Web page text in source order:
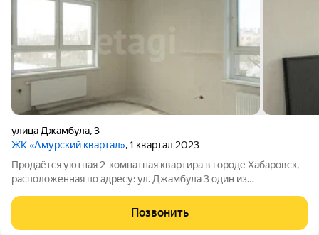
улица Джамбула,3
ЖК «Амурский квартал», 1 квартал 2023
Продаётся уютная 2-комнатная квартира в городе Хабаровск,
расположенная по адресу: ул. Джамбула 3 один из
характеристики квартиры: Общая площадь 50,1 м КоличествоПозвонить